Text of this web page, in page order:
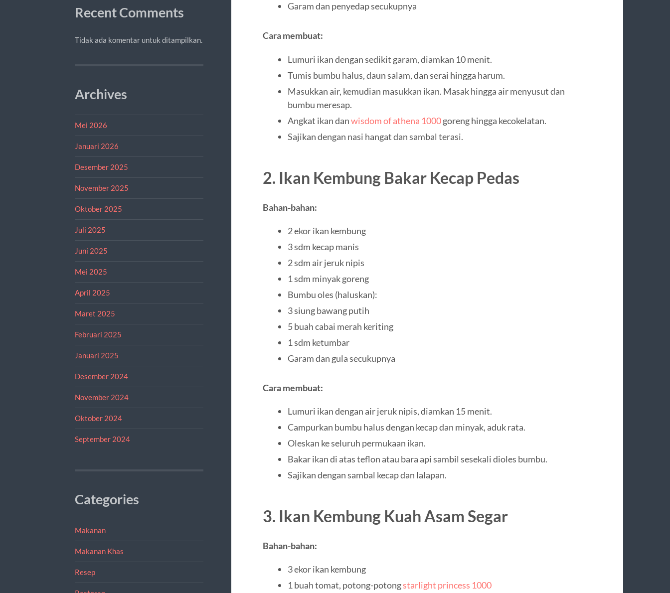
Recent Comments
Tidak ada komentar untuk ditampilkan.
Archives
Mei 2026
Januari 2026
Desember 2025
November 2025
Oktober 2025
Juli 2025
Juni 2025
Mei 2025
April 2025
Maret 2025
Februari 2025
Januari 2025
Desember 2024
November 2024
Oktober 2024
September 2024
Categories
Makanan
Makanan Khas
Resep
Garam dan penyedap secukupnya
Cara membuat:
Lumuri ikan dengan sedikit garam, diamkan 10 menit.
Tumis bumbu halus, daun salam, dan serai hingga harum.
Masukkan air, kemudian masukkan ikan. Masak hingga air menyusut dan
bumbu meresap.
Angkat ikan danwisdom of athena 1000goreng hingga kecokelatan.
Sajikan dengan nasi hangat dan sambal terasi.
2. Ikan Kembung Bakar Kecap Pedas
Bahan-bahan:
2 ekor ikan kembung
3 sdm kecap manis
2 sdm air jeruk nipis
1 sdm minyak goreng
Bumbu oles (haluskan):
3 siung bawang putih
5 buah cabai merah keriting
1 sdm ketumbar
Garam dan gula secukupnya
Cara membuat:
Lumuri ikan dengan air jeruk nipis, diamkan 15 menit.
Campurkan bumbu halus dengan kecap dan minyak, aduk rata.
Oleskan ke seluruh permukaan ikan.
Bakar ikan di atas teflon atau bara api sambil sesekali dioles bumbu.
Sajikan dengan sambal kecap dan lalapan.
3. Ikan Kembung Kuah Asam Segar
Bahan-bahan:
3 ekor ikan kembung
1 buah tomat, potong-potongstarlight princess 1000